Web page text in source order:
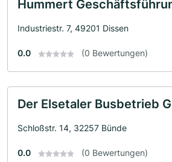
Hummert
Industriestr. 7, 49201 Dissen
0.0 (0 Bewertungen)
Der Elsetaler Busbetrieb
Schloßstr. 14, 32257 Bünde
0.0 (0 Bewertungen)